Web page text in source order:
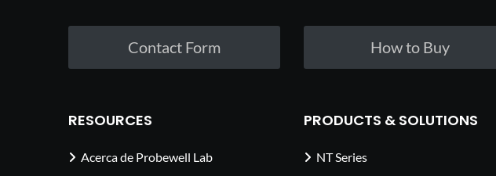
Contact Form
RESOURCES
Acerca de Probewell Lab
How to Buy
PRODUCTS & SOLUTIONS
NT Series